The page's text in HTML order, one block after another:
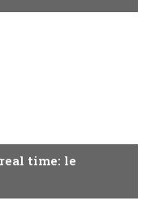
time: le